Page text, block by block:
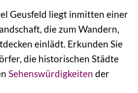
Geusfeld liegt inmitten einer
die zum Wandern,
einlädt. Erkunden Sie
die historischen Städte
Sehenswürdigkeiten der